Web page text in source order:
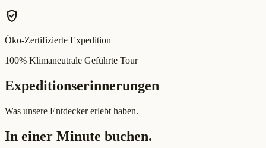
verified_user
Öko-Zertifizierte Expedition
100% Klimaneutrale Geführte Tour
Expeditionserinnerungen
Was unsere Entdecker erlebt haben.
In einer Minute buchen.